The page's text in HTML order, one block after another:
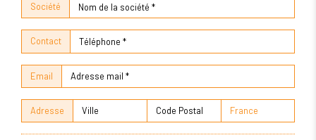
Société
Contact
Email
Adresse